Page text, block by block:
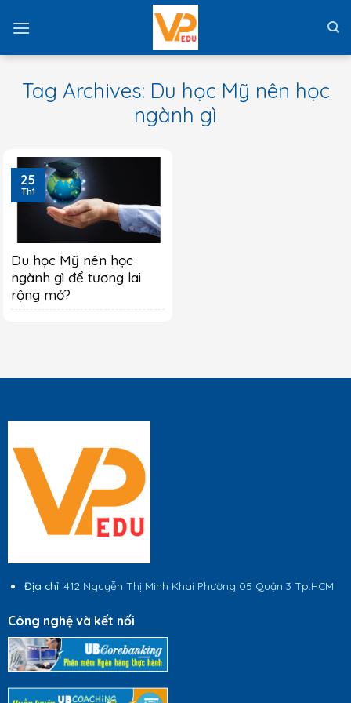
Tag Archives: Du học Mỹ nên học
ngành gì
Du học Mỹ nên học
ngành gì để tương lai
rộng mở?
25
Th1
Địa chỉ: 412 Nguyễn Thị Minh Khai Phường 05 Quận 3 Tp.HCM
Công nghệ và kết nối